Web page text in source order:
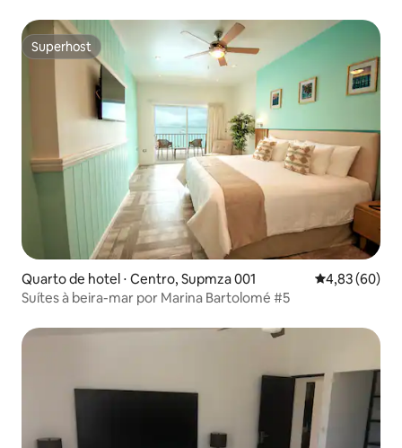
Superhost
Superhost
Quarto de hotel ⋅ Centro, Supmza 001 4,83 de uma
4,83 (60)
Suítes à beira-mar por Marina Bartolomé #5